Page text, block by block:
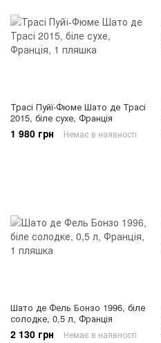
Трасі Пуйї-Фюме Шато де Трасі
2015, біле сухе, Франція
1 980 грн Немає в наявності
Шато де Фель Бонзо 1996, біле
солодке, 0,5 л, Франція
2 130 грн Немає в наявності